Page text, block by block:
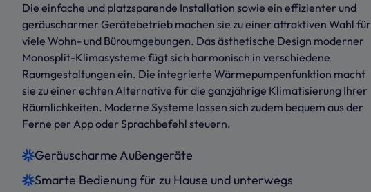
Die einfache und platzsparende Installation sowie ein effizienter und
geräuscharmer Gerätebetrieb machen sie zu einer attraktiven Wahl für
viele Wohn- und Büroumgebungen. Das ästhetische Design moderner
Monosplit-Klimasysteme fügt sich harmonisch in verschiedene
Raumgestaltungen ein. Die integrierte Wärmepumpenfunktion macht
sie zu einer echten Alternative für die ganzjährige Klimatisierung Ihrer
Räumlichkeiten. Moderne Systeme lassen sich zudem bequem aus der
Ferne per App oder Sprachbefehl steuern.
Geräuscharme Außengeräte
Smarte Bedienung für zu Hause und unterwegs